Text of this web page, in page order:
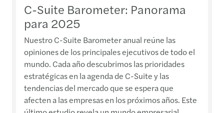
C-Suite Barometer: Panorama
para 2025
Nuestro C-Suite Barometer anual reúne las
opiniones de los principales ejecutivos de todo el
mundo. Cada año descubrimos las prioridades
estratégicas en la agenda de C-Suite y las
tendencias del mercado que se espera que
afecten a las empresas en los próximos años. Este